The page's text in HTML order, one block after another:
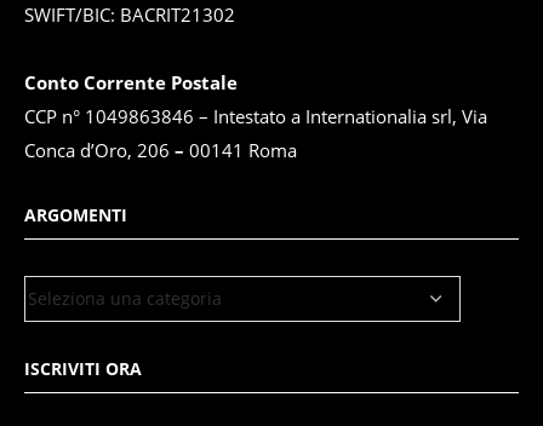
SWIFT/BIC: BACRIT21302
Conto Corrente Postale
CCP n° 1049863846 – Intestato a Internationalia srl, Via
Conca d’Oro, 206 – 00141 Roma
ARGOMENTI
ISCRIVITI ORA